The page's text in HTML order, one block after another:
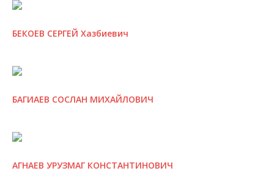
БЕКОЕВ СЕРГЕЙ Хазбиевич
БАГИАЕВ СОСЛАН МИХАЙЛОВИЧ
АГНАЕВ УРУЗМАГ КОНСТАНТИНОВИЧ